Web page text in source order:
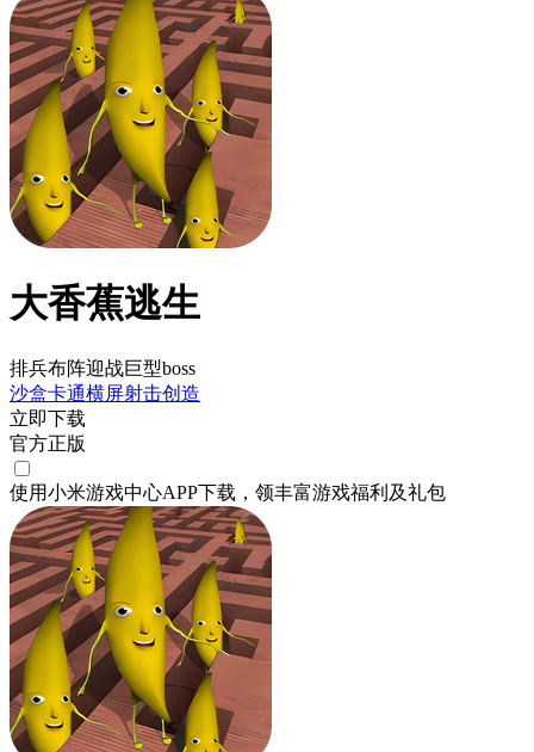
大香蕉逃生
排兵布阵迎战巨型boss
沙盒卡通横屏射击创造
立即下载
官方正版
使用小米游戏中心APP下载 ，领丰富游戏福利 及礼包